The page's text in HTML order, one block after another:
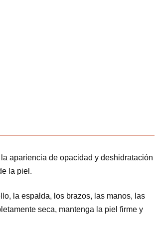
apariencia de opacidad y deshidratación
la piel.
la espalda, los brazos, las manos, las
seca, mantenga la piel firme y